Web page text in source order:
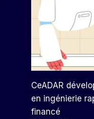
CeADAR
en ingénierie
financé